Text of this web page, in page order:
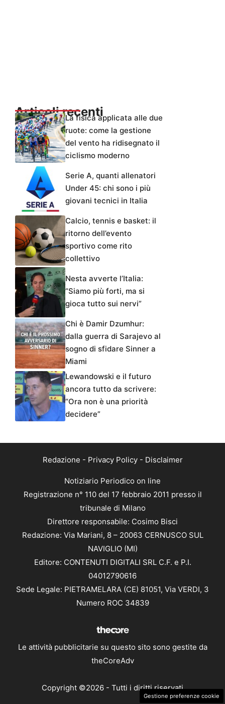
Articoli recentiLa fisica applicata alle due
ruote: come la gestione
del vento ha ridisegnato il
ciclismo moderno
Serie A, quanti allenatori
Under 45: chi sono i più
giovani tecnici in Italia
Calcio, tennis e basket: il
ritorno dell’evento
sportivo come rito
collettivo
Nesta avverte l’Italia:
“Siamo più forti, ma si
gioca tutto sui nervi”
Chi è Damir Dzumhur:
dalla guerra di Sarajevo al
sogno di sfidare Sinner a
Miami
Lewandowski e il futuro
ancora tutto da scrivere:
“Ora non è una priorità
decidere”
Redazione - Privacy Policy- Disclaimer
Notiziario Periodico on line
Registrazione n° 110 del 17 febbraio 2011 presso il
tribunale di Milano
Direttore responsabile: Cosimo Bisci
Redazione: Via Mariani, 8 – 20063 CERNUSCO SUL
NAVIGLIO (MI)
Editore: CONTENUTI DIGITALI SRL C.F. e P.I.
04012790616
Sede Legale: PIETRAMELARA (CE) 81051, Via VERDI, 3
Numero ROC 34839
Le attività pubblicitarie su questo sito sono gestite da
theCoreAdv
Copyright ©2026 - Tutti i diritti riservati
Gestione preferenze cookie